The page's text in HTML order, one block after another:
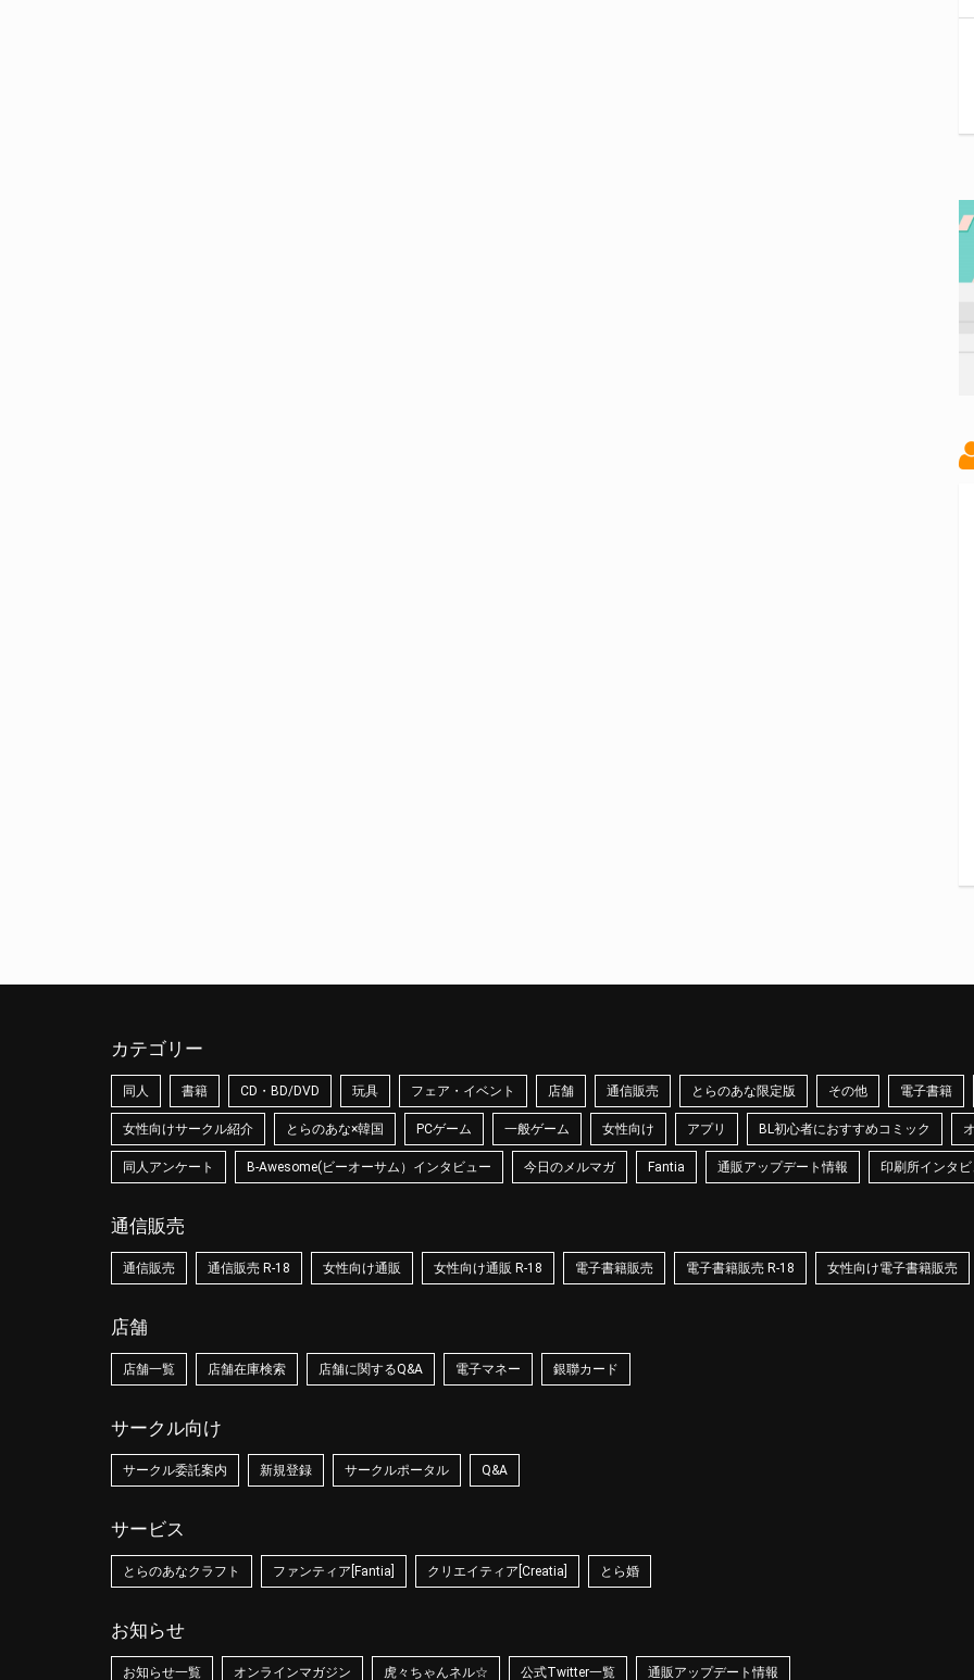
カテゴリー
同人 書籍 CD・BD/DVD 玩具 フェア・イベント 店舗 通信販売 とらのあな限定版 その他 電子書籍
女性向けサークル紹介 とらのあな×韓国 PCゲーム 一般ゲーム 女性向け アプリ BL初心者におすすめコミック
同人アンケート B-Awesome(ビーオーサム）インタビュー 今日のメルマガ Fantia 通販アップデート情報 印刷所インタ
通信販売
通信販売 通信販売 R-18 女性向け通販 女性向け通販 R-18 電子書籍販売 電子書籍販売 R-18 女性向け電子書籍販売
店舗
店舗一覧 店舗在庫検索 店舗に関するQ&A 電子マネー 銀聯カード
サークル向け
サークル委託案内 新規登録 サークルポータル Q&A
サービス
とらのあなクラフト ファンティア[Fantia] クリエイティア[Creatia] とら婚
お知らせ
お知らせ一覧 オンラインマガジン 虎々ちゃんネル☆ 公式Twitter一覧 通販アップデート情報